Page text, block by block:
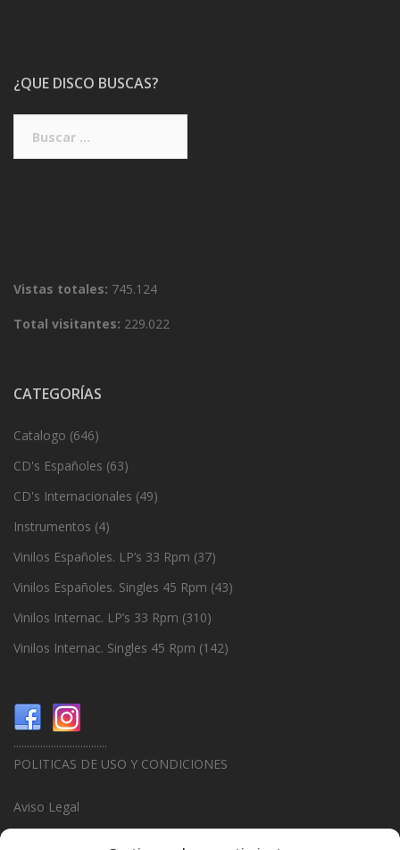
¿QUE DISCO BUSCAS?
Vistas totales: 745.124
Total visitantes: 229.022
CATEGORÍAS
Catalogo (646)
CD's Españoles (63)
CD's Internacionales (49)
Instrumentos (4)
Vinilos Españoles. LP’s 33 Rpm (37)
Vinilos Españoles. Singles 45 Rpm (43)
Vinilos Internac. LP’s 33 Rpm (310)
Vinilos Internac. Singles 45 Rpm (142)
...................................
POLITICAS DE USO Y CONDICIONES
Aviso Legal